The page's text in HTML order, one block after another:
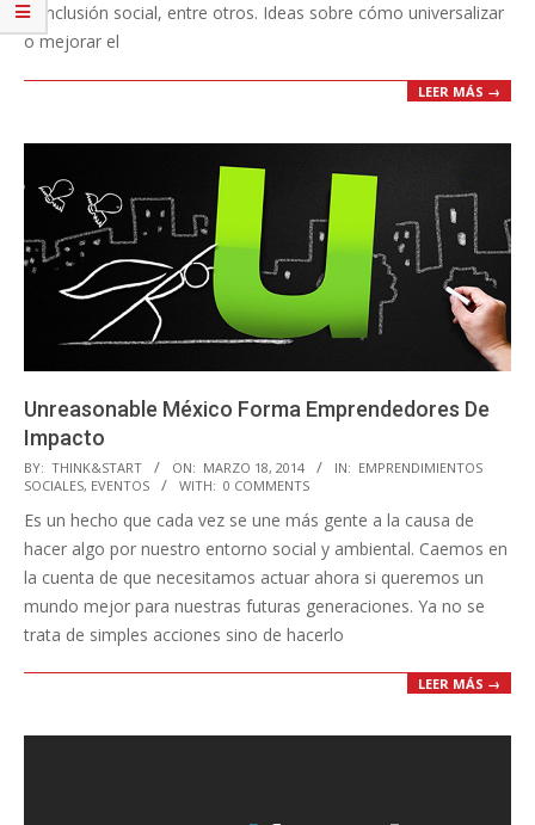
la inclusión social, entre otros. Ideas sobre cómo universalizar
o mejorar el
LEER MÁS →
Unreasonable México Forma Emprendedores De
Impacto
2014-
03-
18
BY: THINK&START ON: MARZO 18, 2014 IN: EMPRENDIMIENTOS
SOCIALES, EVENTOS WITH: 0 COMMENTS
Es un hecho que cada vez se une más gente a la causa de
hacer algo por nuestro entorno social y ambiental. Caemos en
la cuenta de que necesitamos actuar ahora si queremos un
mundo mejor para nuestras futuras generaciones. Ya no se
trata de simples acciones sino de hacerlo
LEER MÁS →